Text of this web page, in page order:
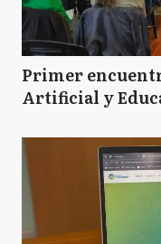
Primer
Artificial y